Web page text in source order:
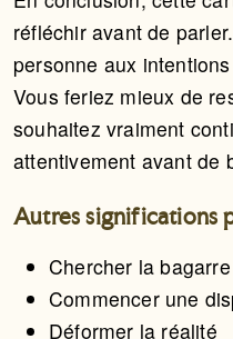
réfléchir avant de
personne aux
Vous feriez mieux de
souhaitez vraiment
attentivement avant de
Autres significations
Chercher la bagarre
Commencer une
Déformer la réalité